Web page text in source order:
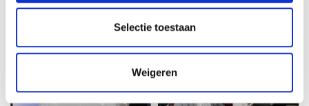
Selectie toestaan
Weigeren